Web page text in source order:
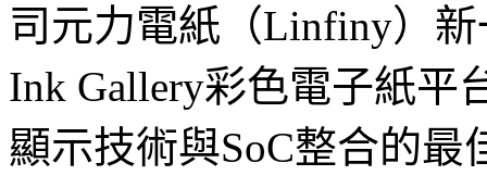
司元力電紙（Linfiny）
Ink Gallery彩色電子紙平
顯示技術與SoC整合的最